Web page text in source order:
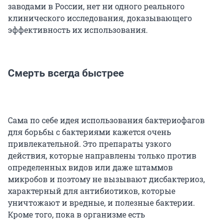
заводами в России, нет ни одного реального
клинического исследования, доказывающего
эффективность их использования.
Смерть всегда быстрее
Сама по себе идея использования бактериофагов
для борьбы с бактериями кажется очень
привлекательной. Это препараты узкого
действия, которые направлены только против
определенных видов или даже штаммов
микробов и поэтому не вызывают дисбактериоз,
характерный для антибиотиков, которые
уничтожают и вредные, и полезные бактерии.
Кроме того, пока в организме есть